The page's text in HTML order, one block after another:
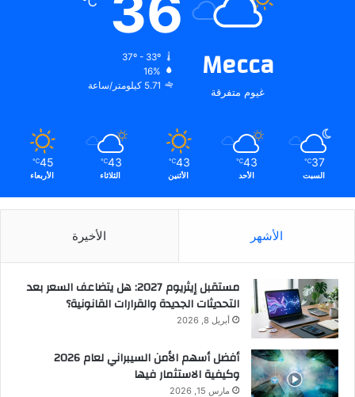
Mecca
غيوم متفرقة
37º - 33º
16%
5.71 كيلومتر/ساعة
37
℃
السبت
43
℃
الأحد
43
℃
الأثنين
43
℃
الثلاثاء
45
℃
الأربعاء
الأشهر الأخيرة
مستقبل إيثريوم 2027: هل يتضاعف السعر بعد
التحديثات الجديدة والقرارات القانونية؟
أبريل 8, 2026
أفضل أسهم الأمن السيبراني لعام 2026
وكيفية الاستثمار فيها
مارس 15, 2026